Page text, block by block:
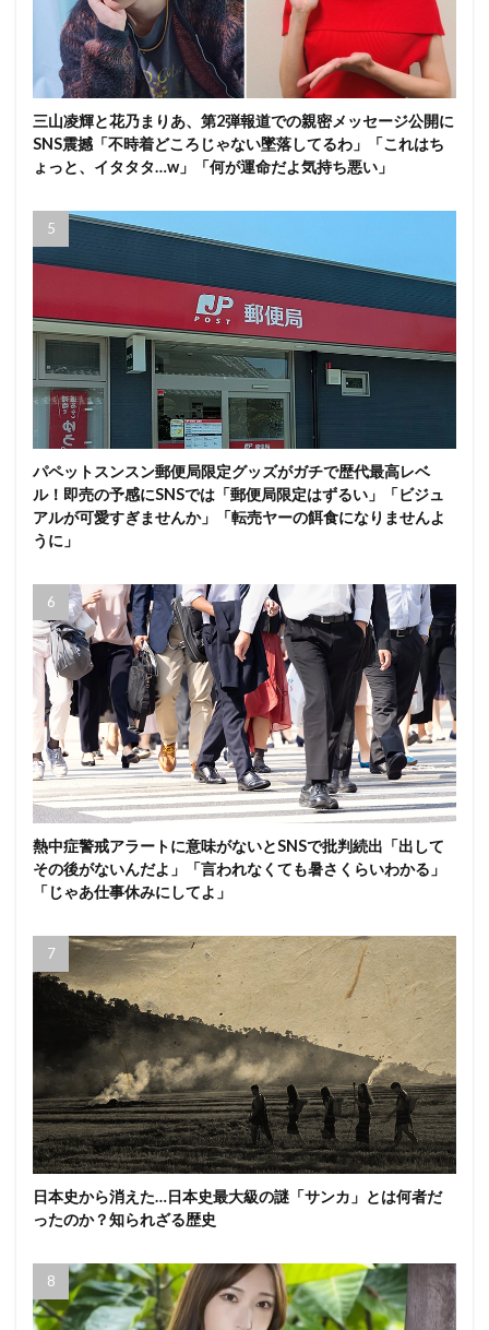
三山凌輝と花乃まりあ、第2弾報道での親密メッセージ公開に
SNS震撼「不時着どころじゃない墜落してるわ」「これはち
ょっと、イタタタ…w」「何が運命だよ気持ち悪い」
パペットスンスン郵便局限定グッズがガチで歴代最高レベ
ル！即売の予感にSNSでは「郵便局限定はずるい」「ビジュ
アルが可愛すぎませんか」「転売ヤーの餌食になりませんよ
うに」
熱中症警戒アラートに意味がないとSNSで批判続出「出して
その後がないんだよ」「言われなくても暑さくらいわかる」
「じゃあ仕事休みにしてよ」
日本史から消えた…日本史最大級の謎「サンカ」とは何者だ
ったのか？知られざる歴史